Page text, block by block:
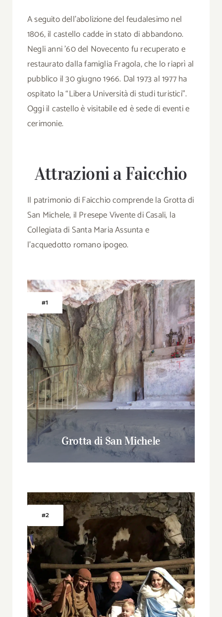
A seguito dell’abolizione del feudalesimo nel
1806, il castello cadde in stato di abbandono.
Negli anni ’60 del Novecento fu recuperato e
restaurato dalla famiglia Fragola, che lo riaprì al
pubblico il 30 giugno 1966. Dal 1973 al 1977 ha
ospitato la “Libera Università di studi turistici”.
Oggi il castello è visitabile ed è sede di eventi e
cerimonie.
Attrazioni a Faicchio
Il patrimonio di Faicchio comprende la Grotta di
San Michele, il Presepe Vivente di Casali, la
Collegiata di Santa Maria Assunta e
l’acquedotto romano ipogeo.
#1
Grotta di San Michele
#2